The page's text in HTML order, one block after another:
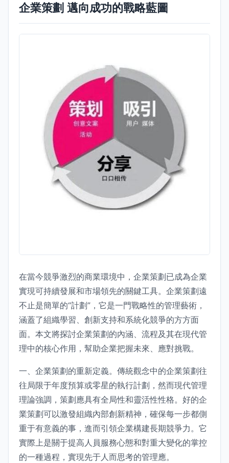
企業策劃 邁向成功的戰略藍圖
在當今競爭激烈的商業環境中，企業策劃已成為企業
實現可持續發展和市場領先的關鍵工具。企業策劃遠
不止是簡單的“計劃”，它是一門戰略性的管理藝術，
涵蓋了組織學習、創新支持和系統化競爭的方方面
面。本文將探討企業策劃的內涵、流程及其在現代管
理中的核心作用，幫助企業把握未來、應對挑戰。
一、企業策劃的重新定義。傳統觀念中的企業策劃往
往局限于年度預算或零星的執行計劃，然而現代管理
理論強調，策劃應具有全局性和靈活性性格。好的企
業策劃可以激發組織內部創新精神，確保每一步都側
重于有意義的事，進而引領企業構建長期競爭力。它
實際上是關于提高人員服務心態和對重大變化的掌控
的一種過程，實現先于人而思考的管理應。